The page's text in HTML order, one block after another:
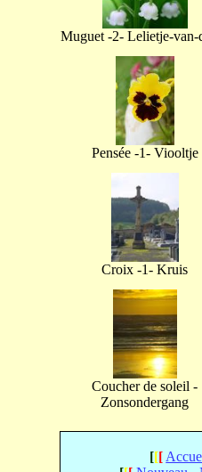
Muguet -2- Lelietje-van-
Pensée -1- Viooltje
Croix -1- Kruis
Coucher de soleil -
Zonsondergang
[[[